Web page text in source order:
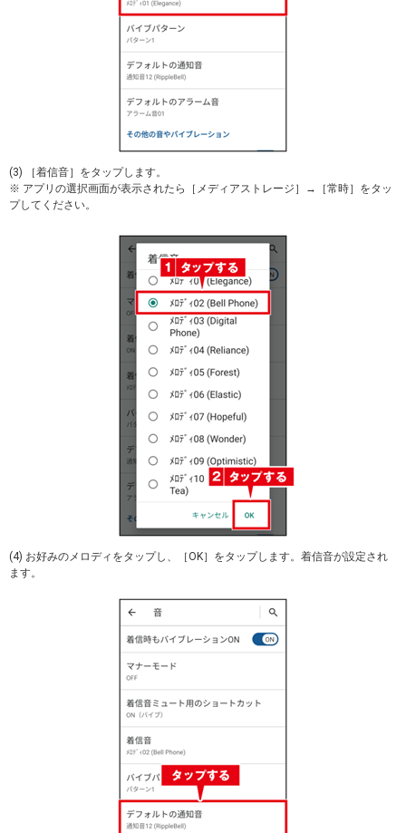
(3) ［着信音］をタップします。
※ アプリの選択画面が表示されたら［メディアストレージ］→［常時］をタッ
プしてください。
(4) お好みのメロディをタップし、［OK］をタップします。着信音が設定され
ます。